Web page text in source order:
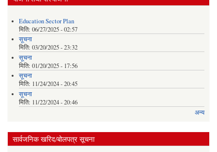
Education Sector Plan
मिति: 06/27/2025 - 02:57
सूचना
मिति: 03/20/2025 - 23:32
सूचना
मिति: 01/20/2025 - 17:56
सूचना
मिति: 11/24/2024 - 20:45
सूचना
मिति: 11/22/2024 - 20:46
अन्य
सार्वजनिक खरिद/बोलपत्र सूचना